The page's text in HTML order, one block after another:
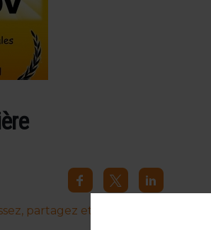
DE LA BIÈRE SOUFFLE SA 15E BOUGIE
partagez et commentez l’info